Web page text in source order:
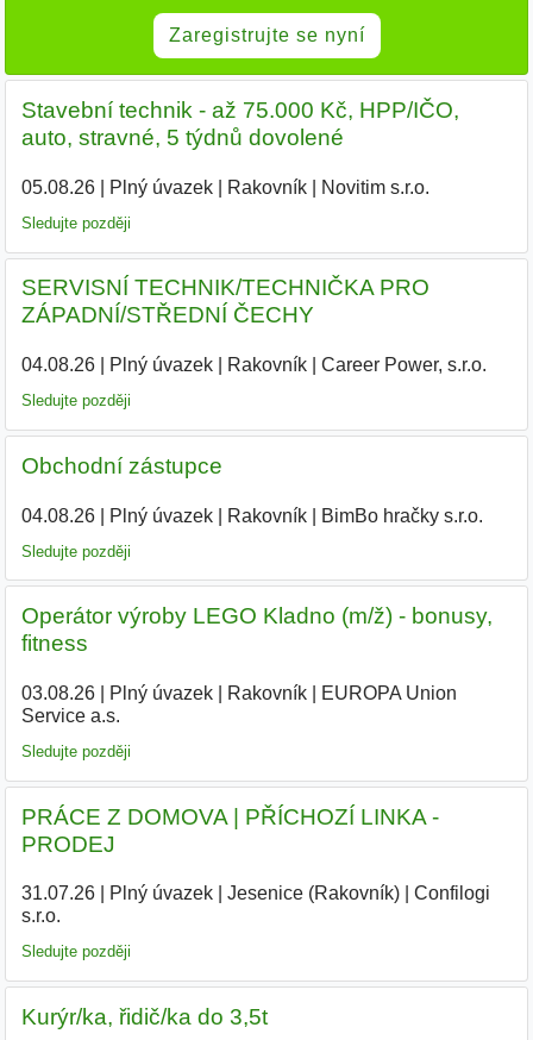
Zaregistrujte se nyní
Stavební technik - až 75.000 Kč, HPP/IČO,
auto, stravné, 5 týdnů dovolené
05.08.26| Plný úvazek| Rakovník| Novitim s.r.o.
Sledujte později
SERVISNÍ TECHNIK/TECHNIČKA PRO
ZÁPADNÍ/STŘEDNÍ ČECHY
04.08.26| Plný úvazek| Rakovník| Career Power, s.r.o.
Sledujte později
Obchodní zástupce
04.08.26| Plný úvazek| Rakovník| BimBo hračky s.r.o.
Sledujte později
Operátor výroby LEGO Kladno (m/ž) - bonusy,
fitness
03.08.26| Plný úvazek| Rakovník|
EUROPA Union
Service a.s.
Sledujte později
PRÁCE Z DOMOVA | PŘÍCHOZÍ LINKA -
PRODEJ
31.07.26| Plný úvazek| Jesenice (Rakovník)|
Confilogi
s.r.o.
Sledujte později
Kurýr/ka, řidič/ka do 3,5t